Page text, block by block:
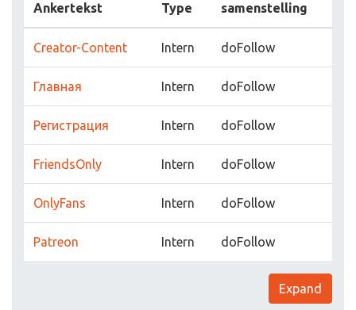
Ankertekst Type samenstelling
Сreator-Сontent Intern doFollow
Главная Intern doFollow
Регистрация Intern doFollow
FriendsOnly Intern doFollow
OnlyFans Intern doFollow
Patreon Intern doFollow
Expand